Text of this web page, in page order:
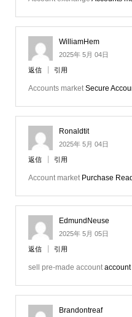
WilliamHem
2025年 5月 04日
返信 引用
Accounts marketSecure
Ronaldtit
2025年 5月 04日
返信 引用
Account market Purchase
EdmundNeuse
2025年 5月 05日
返信 引用
sell pre-made account
Brandontreaf